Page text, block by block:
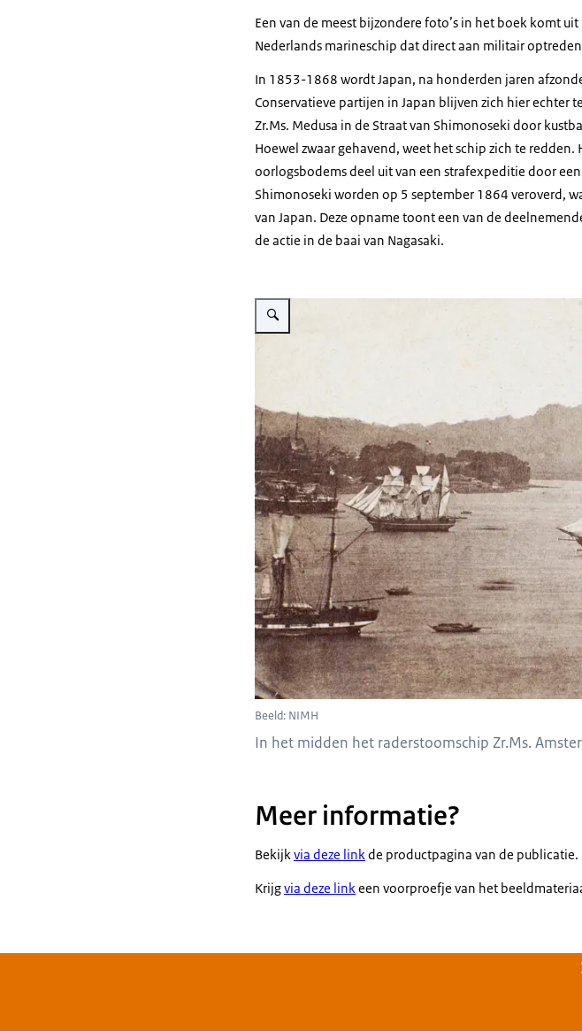
Een van de meest bijzondere foto’s in het boek komt
Nederlands marineschip dat direct aan militair
In 1853-1868 wordt Japan, na honderden jaren
Conservatieve partijen in Japan blijven zich hier echter
Zr.Ms. Medusa in de Straat van Shimonoseki door
Hoewel zwaar gehavend, weet het schip zich te
oorlogsbodems deel uit van een strafexpeditie door
Shimonoseki worden op 5 september 1864 veroverd,
van Japan. Deze opname toont een van de
de actie in de baai van Nagasaki.
Vergroot afbeelding Zwart-witfoto. Een aantal schepen zijn te
Beeld: NIMH
In het midden het raderstoomschip Zr.Ms.
Meer informatie?
Bekijkvia deze linkde productpagina van de publicatie.
Krijgvia deze linkeen voorproefje van het